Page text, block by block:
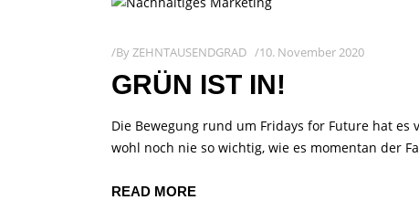
ByZEHNTAUSENDGRAD 10. November 2020
GRÜN IST IN!
Die Bewegung rund um Fridays for Future hat
wohl noch nie so wichtig, wie es momentan der
READ MORE